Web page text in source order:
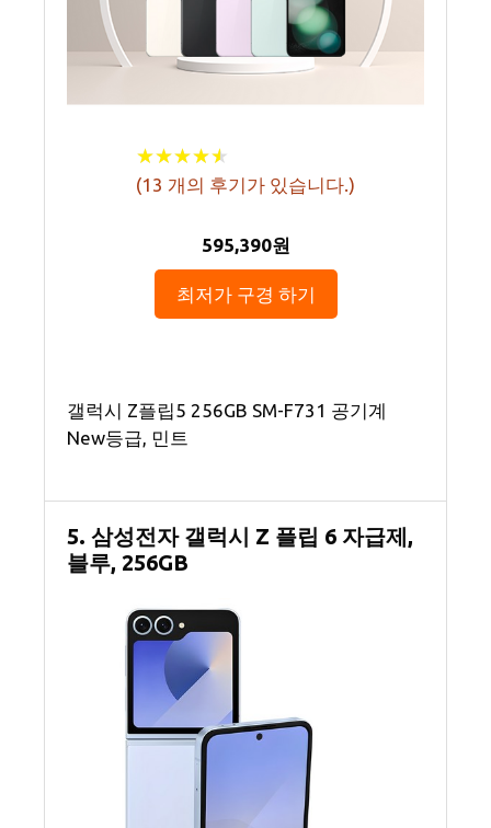
★★★★★
★★★★★
(13 개의 후기가 있습니다.)
595,390원
최저가 구경 하기
갤럭시 Z플립5 256GB SM-F731 공기계
New등급, 민트
5. 삼성전자 갤럭시 Z 플립 6 자급제,
블루, 256GB